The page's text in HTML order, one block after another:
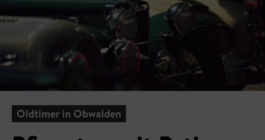
Oldtimer in Obwalden